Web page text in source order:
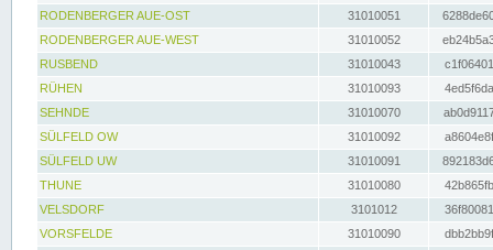
RODENBERGER AUE-OST
31010051
RODENBERGER AUE-WEST
31010052
RUSBEND
31010043
RÜHEN
31010093
SEHNDE
31010070
SÜLFELD OW
31010092
SÜLFELD UW
31010091
THUNE
31010080
VELSDORF
3101012
VORSFELDE
31010090